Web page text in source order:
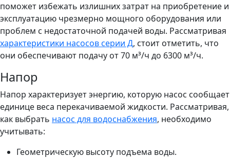
поможет избежать излишних затрат на приобретение и
эксплуатацию чрезмерно мощного оборудования или
проблем с недостаточной подачей воды. Рассматривая
характеристики насосов серии Д, стоит отметить, что
они обеспечивают подачу от 70 м³/ч до 6300 м³/ч.
Напор
Напор характеризует энергию, которую насос сообщает
единице веса перекачиваемой жидкости. Рассматривая,
как выбрать насос для водоснабжения, необходимо
учитывать:
Геометрическую высоту подъема воды.